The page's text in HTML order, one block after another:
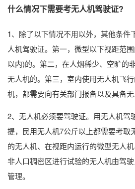
什么情况下需要考无人机驾驶证?
1、除了以下情况不用以外，其他条件
人机驾驶证。第一，微型以下视距范
以内)的。第二，在人烟稀少、空旷的
无人机的。第三，室内使用无人机飞
机，都需要向有关部门报备以及具备无
2、无人机必须要驾驶证。用无人机驾
提，民用无人机7公斤以上都需要考取
的无人机、在视距内运行的微型无人
非人口稠密区进行试验的无人机由驾
管理。